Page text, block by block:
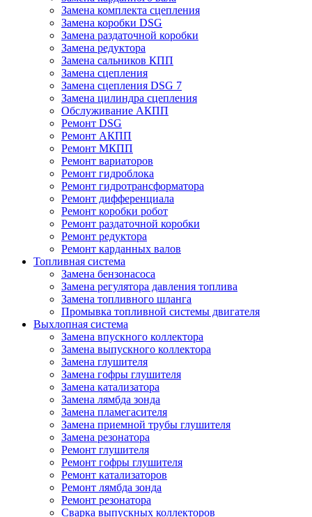
Замена комплекта сцепления
Замена коробки DSG
Замена раздаточной коробки
Замена редуктора
Замена сальников КПП
Замена сцепления
Замена сцепления DSG 7
Замена цилиндра сцепления
Обслуживание АКПП
Ремонт DSG
Ремонт АКПП
Ремонт МКПП
Ремонт вариаторов
Ремонт гидроблока
Ремонт гидротрансформатора
Ремонт дифференциала
Ремонт коробки робот
Ремонт раздаточной коробки
Ремонт редуктора
Ремонт карданных валов
Топливная система
Замена бензонасоса
Замена регулятора давления топлива
Замена топливного шланга
Промывка топливной системы двигателя
Выхлопная система
Замена впускного коллектора
Замена выпускного коллектора
Замена глушителя
Замена гофры глушителя
Замена катализатора
Замена лямбда зонда
Замена пламегасителя
Замена приемной трубы глушителя
Замена резонатора
Ремонт глушителя
Ремонт гофры глушителя
Ремонт катализаторов
Ремонт лямбда зонда
Ремонт резонатора
Сварка выпускных коллекторов